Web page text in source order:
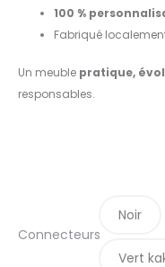
100 %
Fabriqué
Un meuble pratique,
responsables.
Connecteurs
Noir
Vert